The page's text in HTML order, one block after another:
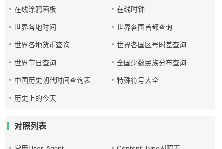
在线涂鸦画板 在线时钟
世界各地时间 世界各国首都查询
世界各地货币查询 世界各国区号时差查询
世界节日查询 全国少数民族分布查询
中国历史朝代时间查询表 特殊符号大全
历史上的今天
对照列表